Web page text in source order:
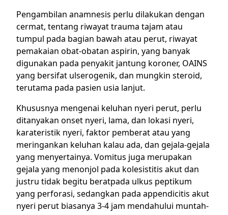
Pengambilan anamnesis perlu dilakukan dengan
cermat, tentang riwayat trauma tajam atau
tumpul pada bagian bawah atau perut, riwayat
pemakaian obat-obatan aspirin, yang banyak
digunakan pada penyakit jantung koroner, OAINS
yang bersifat ulserogenik, dan mungkin steroid,
terutama pada pasien usia lanjut.
Khususnya mengenai keluhan nyeri perut, perlu
ditanyakan onset nyeri, lama, dan lokasi nyeri,
karateristik nyeri, faktor pemberat atau yang
meringankan keluhan kalau ada, dan gejala-gejala
yang menyertainya. Vomitus juga merupakan
gejala yang menonjol pada kolesistitis akut dan
justru tidak begitu beratpada ulkus peptikum
yang perforasi, sedangkan pada appendicitis akut
nyeri perut biasanya 3-4 jam mendahului muntah-